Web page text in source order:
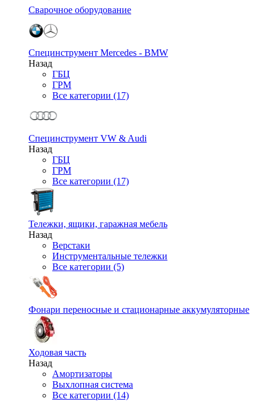
Сварочное оборудование
Специнструмент Mercedes - BMW
Назад
ГБЦ
ГРМ
Все категории (17)
Специнструмент VW & Audi
Назад
ГБЦ
ГРМ
Все категории (17)
Тележки, ящики, гаражная мебель
Назад
Верстаки
Инструментальные тележки
Все категории (5)
Фонари переносные и стационарные аккумуляторные
Ходовая часть
Назад
Амортизаторы
Выхлопная система
Все категории (14)